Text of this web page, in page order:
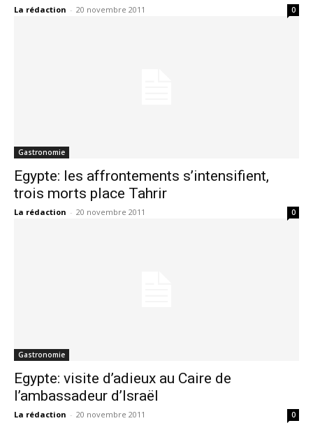
La rédaction - 20 novembre 2011 0
Gastronomie
Egypte: les affrontements s’intensifient,
trois morts place Tahrir
La rédaction - 20 novembre 2011 0
Gastronomie
Egypte: visite d’adieux au Caire de
l’ambassadeur d’Israël
La rédaction - 20 novembre 2011 0